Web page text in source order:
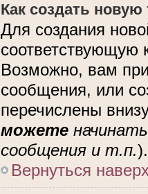
Как создать новую
Для создания
соответствующую
Возможно, вам
сообщения, или
перечислены
можете
сообщения и т.п.).
Вернуться